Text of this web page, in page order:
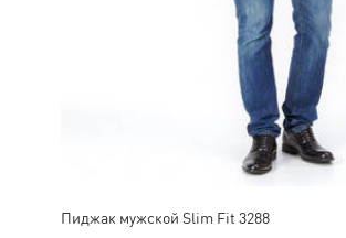
Пиджак мужской Slim Fit 3288